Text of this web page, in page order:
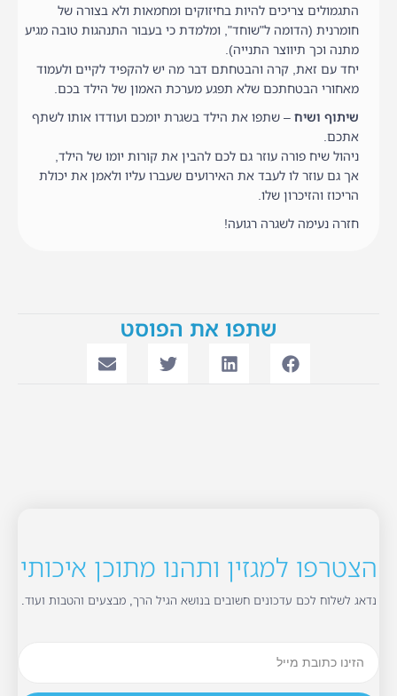
התגמולים צריכים להיות בחיזוקים ומחמאות ולא בצורה של
חומרנית (הדומה ל"שוחד", ומלמדת כי בעבור התנהגות טובה מגיע
מתנה וכך תיווצר התנייה).
יחד עם זאת, קרה והבטחתם דבר מה יש להקפיד לקיים ולעמוד
מאחורי הבטחתכם שלא תפגע מערכת האמון של הילד בכם.
שיתוף ושיח– שתפו את הילד בשגרת יומכם ועודדו אותו לשתף
אתכם.
ניהול שיח פורה עוזר גם לכם להבין את קורות יומו של הילד,
אך גם עוזר לו לעבד את האירועים שעברו עליו ולאמן את יכולת
הריכוז והזיכרון שלו.
חזרה נעימה לשגרה רגועה!
שתפו את הפוסט
הצטרפו למגזין ותהנו מתוכן איכותי
נדאג לשלוח לכם עדכונים חשובים בנושא הגיל הרך, מבצעים והטבות ועוד.